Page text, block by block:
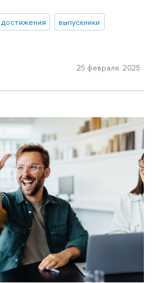
достижения
выпускники
25 февраля 2025